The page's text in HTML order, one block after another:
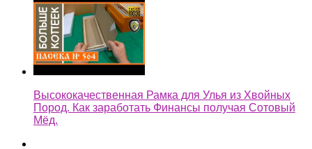
Высококачественная Рамка для Улья из Хвойных
Пород. Как заработать Финансы получая Сотовый
Мёд.